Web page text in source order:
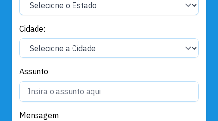
Cidade:
Assunto
Mensagem